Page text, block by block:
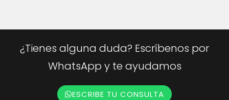
¿Tienes alguna duda? Escríbenos por
WhatsApp y te ayudamos
ESCRIBE TU CONSULTA